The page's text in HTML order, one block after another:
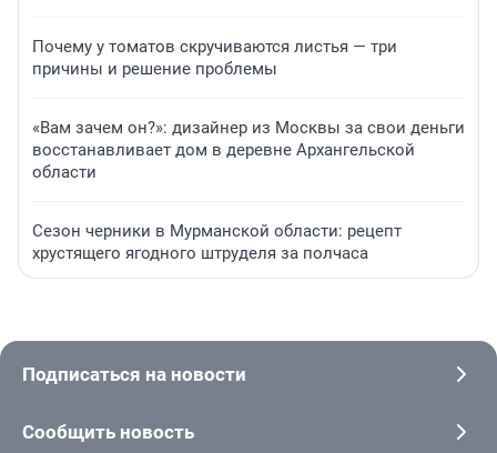
Почему у томатов скручиваются листья — три
причины и решение проблемы
«Вам зачем он?»: дизайнер из Москвы за свои деньги
восстанавливает дом в деревне Архангельской
области
Сезон черники в Мурманской области: рецепт
хрустящего ягодного штруделя за полчаса
Подписаться на новости
Сообщить новость